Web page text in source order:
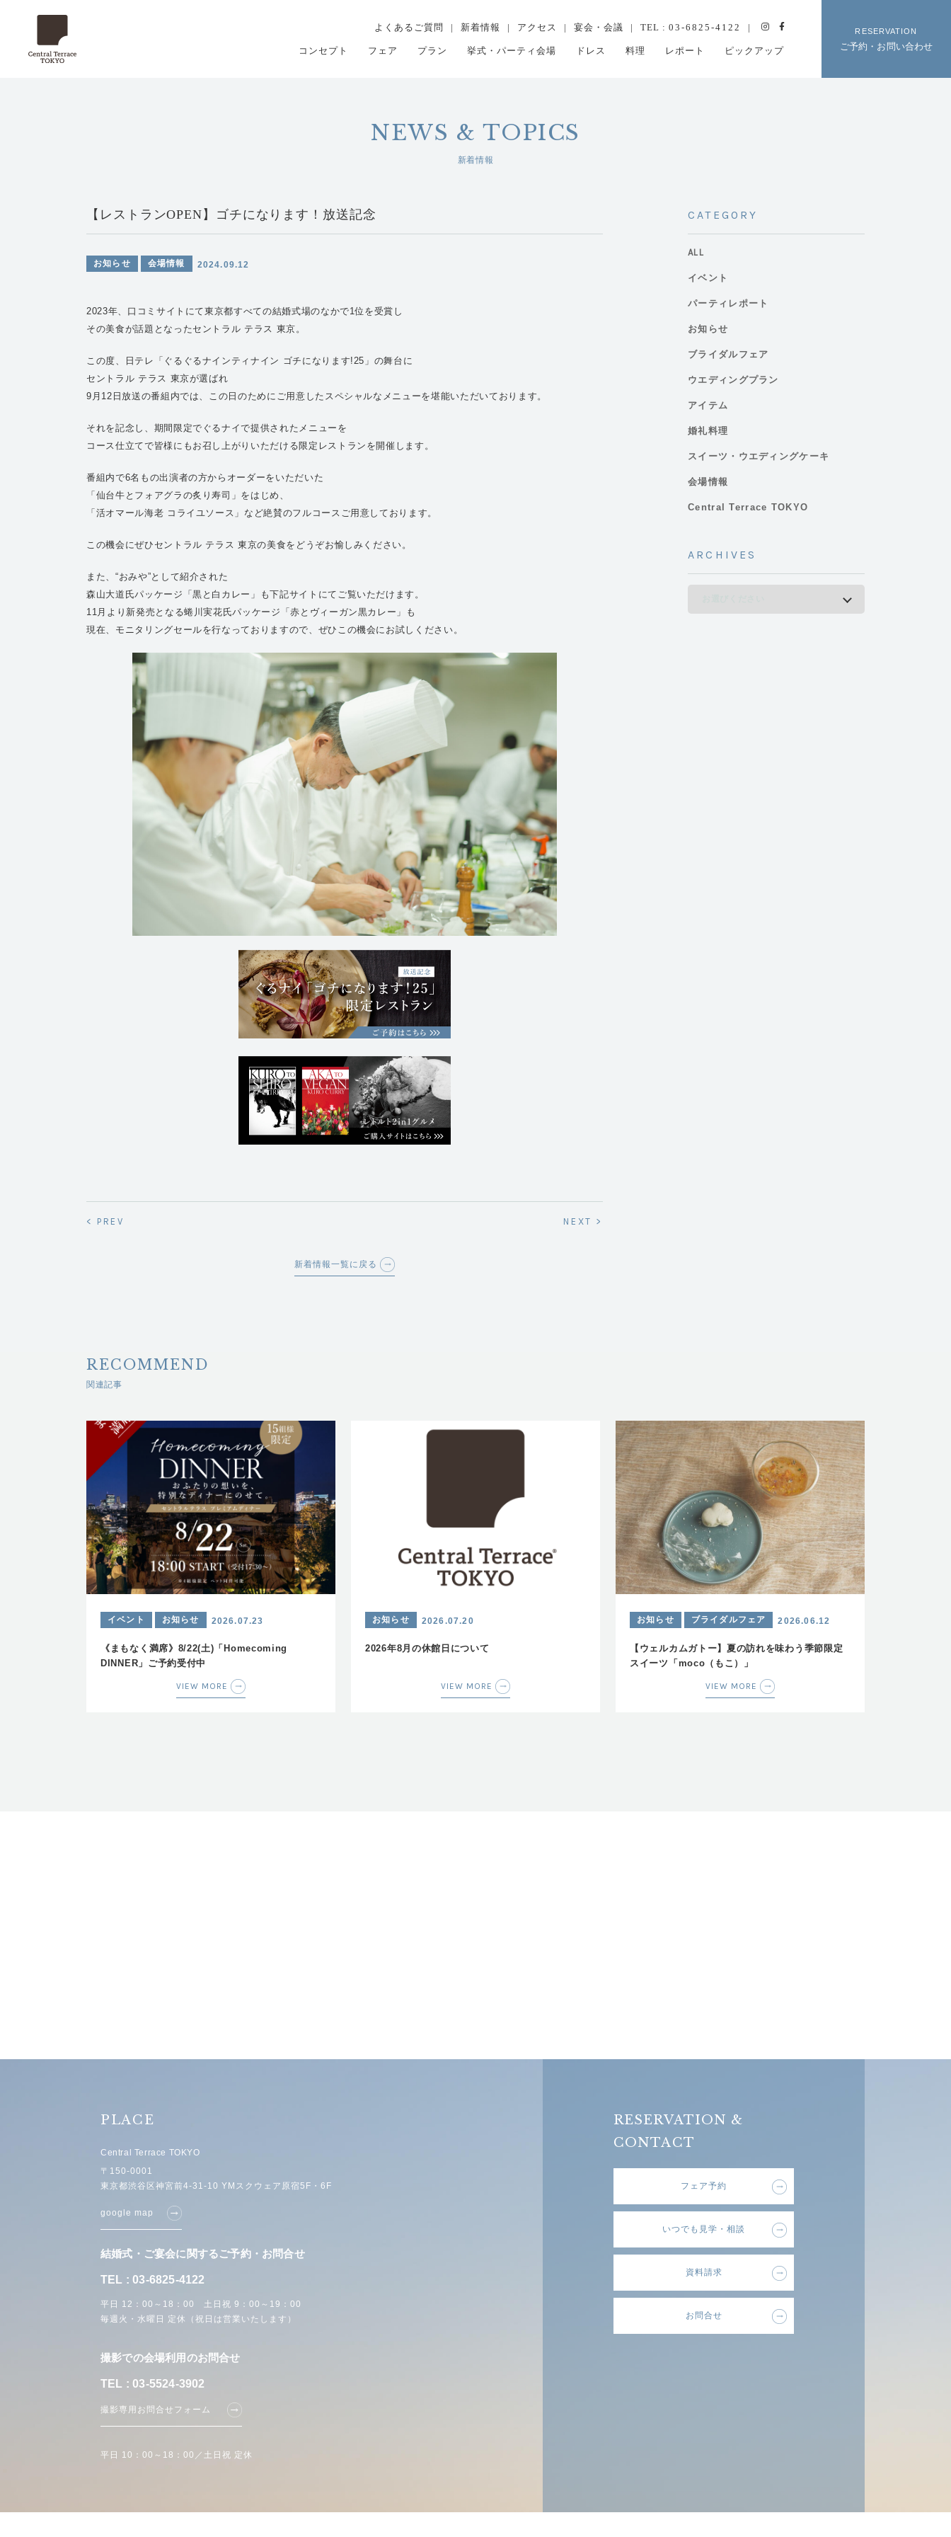
よくあるご質問 新着情報 アクセス 宴会・会議 TEL :03-6825-4122
コンセプト フェア プラン 挙式・パーティ会場 ドレス 料理 レポート ピックアップ
RESERVATION
ご予約・お問い合わせ
NEWS & TOPICS
新着情報
【レストランOPEN】ゴチになります！放送記念
お知らせ 会場情報 2024.09.12
2023年、口コミサイトにて東京都すべての結婚式場のなかで1位を受賞し
その美食が話題となったセントラル テラス 東京。
この度、日テレ「ぐるぐるナインティナイン ゴチになります!25」の舞台に
セントラル テラス 東京が選ばれ
9月12日放送の番組内では、この日のためにご用意したスペシャルなメニューを堪能いただいております。
それを記念し、期間限定でぐるナイで提供されたメニューを
コース仕立てで皆様にもお召し上がりいただける限定レストランを開催します。
番組内で6名もの出演者の方からオーダーをいただいた
「仙台牛とフォアグラの炙り寿司」をはじめ、
「活オマール海老 コライユソース」など絶賛のフルコースご用意しております。
この機会にぜひセントラル テラス 東京の美食をどうぞお愉しみください。
また、“おみや”として紹介された
森山大道氏パッケージ「黒と白カレー」も下記サイトにてご覧いただけます。
11月より新発売となる蜷川実花氏パッケージ「赤とヴィーガン黒カレー」も
現在、モニタリングセールを行なっておりますので、ぜひこの機会にお試しください。
< PREV NEXT >
新着情報一覧に戻る
CATEGORY
ALL
イベント
パーティレポート
お知らせ
ブライダルフェア
ウエディングプラン
アイテム
婚礼料理
スイーツ・ウエディングケーキ
会場情報
Central Terrace TOKYO
ARCHIVES
RECOMMEND
関連記事
イベント お知らせ 2026.07.23
《まもなく満席》8/22(土)「Homecoming
DINNER」ご予約受付中
VIEW MORE
お知らせ 2026.07.20
2026年8月の休館日について
VIEW MORE
お知らせ ブライダルフェア 2026.06.12
【ウェルカムガトー】夏の訪れを味わう季節限定
スイーツ「moco（もこ）」
VIEW MORE
PLACE
Central Terrace TOKYO
〒150-0001
東京都渋谷区神宮前4-31-10 YMスクウェア原宿5F・6F
google map
結婚式・ご宴会に関するご予約・お問合せ
TEL : 03-6825-4122
平日 12：00～18：00 土日祝 9：00～19：00
毎週火・水曜日 定休（祝日は営業いたします）
撮影での会場利用のお問合せ
TEL : 03-5524-3902
撮影専用お問合せフォーム
平日 10：00～18：00／土日祝 定休
RESERVATION &
CONTACT
フェア予約
いつでも見学・相談
資料請求
お問合せ